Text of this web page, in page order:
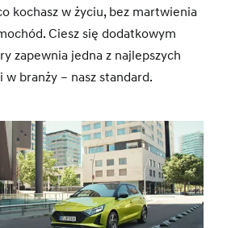
kochasz w życiu, bez martwienia
Ciesz się dodatkowym
zapewnia jedna z najlepszych
w branży – nasz standard.